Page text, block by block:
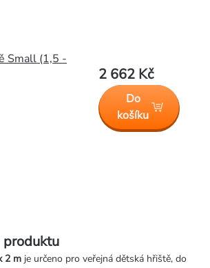
Small (1,5 -
2 662 Kč
Do
košíku
2 m je určeno pro veřejná dětská hřiště, do